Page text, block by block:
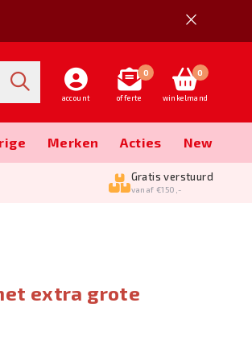
account
0
offerte
0
winkelmand
Merken Acties New
Gratis verstuurd
vanaf €150,-
extra grote